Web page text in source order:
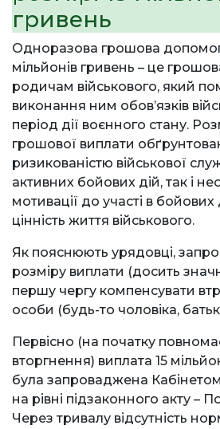
гривень
Одноразова грошова
мільйонів гривень – це
родичам військового, який
виконання ним обов’язків
період дії воєнного стану.
грошової виплати
ризикованістю військової
активних бойових дій, так і
мотивації до участі в
цінність життя військового.
Як пояснюють урядовці,
розміру виплати (досить
першу чергу компенсувати
особи (будь-то чоловіка,
Первісно (на початку
вторгнення) виплата 15
була запроваджена Кабінетом
на рівні підзаконного акту –
Через тривалу відсутність